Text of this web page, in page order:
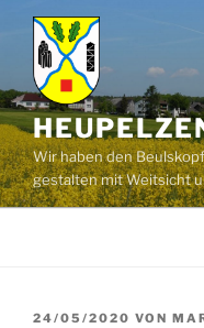
Zum
Inhalt
springen
Wir haben den
gestalten mit Weitsicht
VERÖFFENTLICHT
24/05/2020 VON